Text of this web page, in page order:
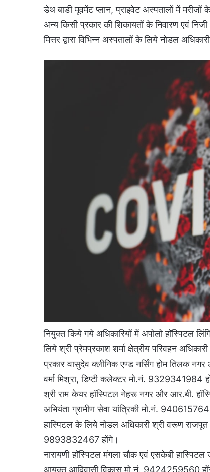
डेथ बाडी मूवमेंट प्लान, प्राइवेट अस्पतालों में मरीजों
अन्य किसी प्रकार की शिकायतों के निवारण एवं
मित्तर द्वारा विभिन्न अस्पतालों के लिये नोडल
नियुक्त किये गये अधिकारियों में अपोलो हॉस्पिटल
लिये श्री प्रेमप्रकाश शर्मा क्षेत्रीय परिवहन
प्रकार वासुदेव क्लीनिक एण्ड नर्सिंग होम तिलक
वर्मा मिश्रा, डिप्टी कलेक्टर मो.नं. 9329341984
श्री राम केयर हॉस्पिटल नेहरू नगर और आर.बी.
अभियंता ग्रामीण सेवा यांत्रिकी मो.नं.
हास्पिटल के लिये नोडल अधिकारी श्री वरूण राजपूत
9893832467 होंगे।
नारायणी हॉस्पिटल मंगला चौक एवं एसकेबी
आयुक्त आदिवासी विकास मो.नं. 9424259560